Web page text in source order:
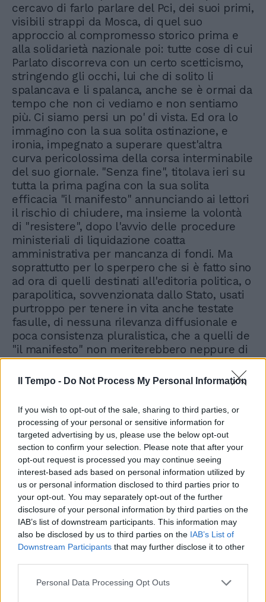
Il Tempo - Do Not Process My Personal Information
If you wish to opt-out of the sale, sharing to third parties, or
processing of your personal or sensitive information for
targeted advertising by us, please use the below opt-out
section to confirm your selection. Please note that after your
opt-out request is processed you may continue seeing
interest-based ads based on personal information utilized by
us or personal information disclosed to third parties prior to
your opt-out. You may separately opt-out of the further
disclosure of your personal information by third parties on the
IAB’s list of downstream participants. This information may
also be disclosed by us to third parties on the IAB’s List of
Downstream Participants that may further disclose it to other
Personal Data Processing Opt Outs
cercavo di farlo parlare del Pci, dei suoi primi,
visibili strappi da Mosca, di quel suo
approccio al compromesso storico prima e
alla solidarietà nazionale poi: tutte cose di cui
Parlato discorreva con un certo scetticismo,
stringendo gli occhi, lui che di solito li
spalancava e li spalanca, anche se è ormai da
tempo che non ci vediamo e non sentiamo
più. Ci siamo persi un po' di vista. Ed ora lo
immagino con la sua solita ostinazione, e
ironia, impegnato a superare quest'altra
curva pericolossima della corsa interminabile
del suo giornale. "Senza fine", titolava ieri su
tutta la prima pagina con la sua solita
efficacia "il manifesto" annunciando ai lettori
il rischio di chiudere, ma insieme la volontà
di "resistere", dopo l'avvio delle procedure
ministeriali di liquidazione coatta
amministrativa per mancanza di fondi. Ma
soprattutto per lo sperpero che si è fatto sino
ad ora di quelli destinati all'editoria politica, o
parapolitica, sovvenzionata dallo Stato, usati
purtroppo per tenere in vita anche testate
fasulle, di nessuna rilevanza diffusionale e
poca consistenza pluralistica, che a quelli de
"il manifesto" non meriterebbero neppure di
lustrare le scarpe, per quanto si possa
contestare la loro linea.